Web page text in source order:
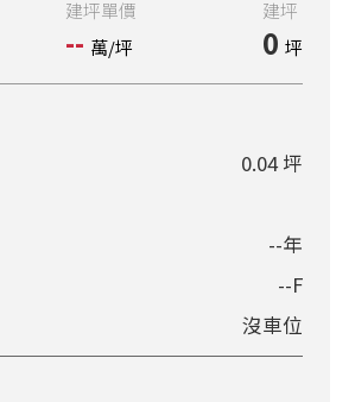
建坪單價
-- 萬/坪
建坪
0 坪
0.04 坪
--年
--F
沒車位